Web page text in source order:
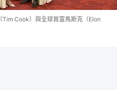
Cook）與全球首富馬斯克（Elon